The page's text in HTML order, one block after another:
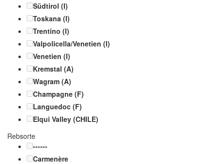
Südtirol (I)
Toskana (I)
Trentino (I)
Valpolicella/Venetien (I)
Venetien (I)
Kremstal (A)
Wagram (A)
Champagne (F)
Languedoc (F)
Elqui Valley (CHILE)
Rebsorte
------
Carmenère